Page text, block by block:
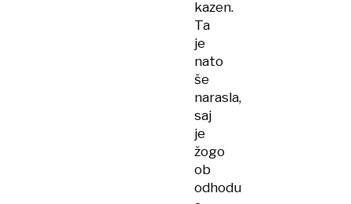
kazen.
Ta
je
nato
še
narasla,
saj
je
žogo
ob
odhodu